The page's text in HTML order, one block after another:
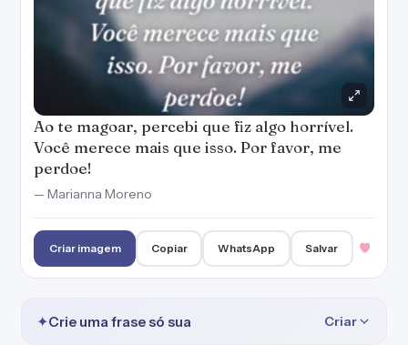
Ao te magoar, percebi que fiz algo horrível.
Você merece mais que isso. Por favor, me
perdoe!
— Marianna Moreno
Criar imagem Copiar WhatsApp Salvar
✦Crie uma frase só sua Criar